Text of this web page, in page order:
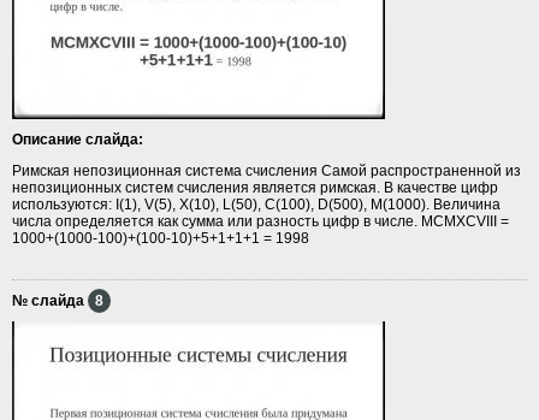
Описание слайда:
Римская непозиционная система счисления Самой распространенной из
непозиционных систем счисления является римская. В качестве цифр
используются: I(1), V(5), X(10), L(50), C(100), D(500), M(1000). Величина
числа определяется как сумма или разность цифр в числе. MCMXCVIII =
1000+(1000-100)+(100-10)+5+1+1+1 = 1998
№ слайда 8